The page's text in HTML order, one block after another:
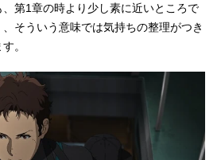
第1章の時より少し素に近いところで
そういう意味では気持ちの整理がつき
。